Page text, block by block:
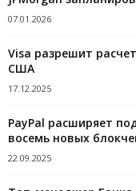
07.01.2026
Visa разрешит
США
17.12.2025
PayPal расширяет
восемь новых
22.09.2025